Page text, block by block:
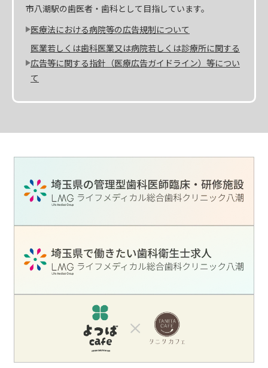
市八潮駅の歯医者・歯科として目指しています。
医療法における病院等の広告規制について
医業若しくは歯科医業又は病院若しくは診療所に関する
広告等に関する指針（医療広告ガイドライン）等につい
て